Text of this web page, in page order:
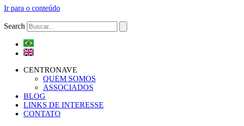
Ir para o conteúdo
Search
CENTRONAVE
QUEM SOMOS
ASSOCIADOS
BLOG
LINKS DE INTERESSE
CONTATO